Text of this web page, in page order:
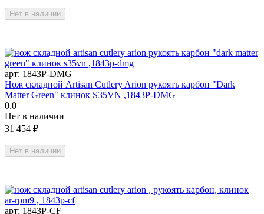
Нет в наличии
арт: 1843P-DMG
Нож складной Artisan Cutlery Arion рукоять карбон "Dark
Matter Green" клинок S35VN ,1843P-DMG
0.0
Нет в наличии
31 454 ₽
Нет в наличии
арт: 1843P-CF